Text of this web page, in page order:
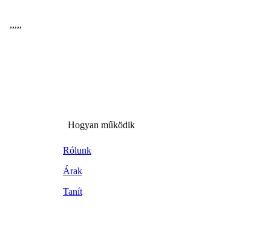
,,,,,
Hogyan működik
Rólunk
Árak
Tanít